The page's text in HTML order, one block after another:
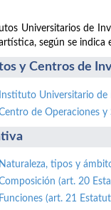
Universitarios de
según se
y Centros de
Instituto Universitario
de Operaciones y
Naturaleza, tipos y
(art. 20
Funciones (art. 21